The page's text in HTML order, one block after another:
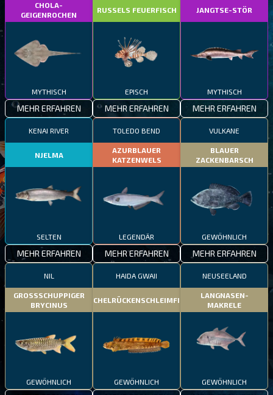
CHOLA-
GEIGENROCHEN
MYTHISCH
MEHR ERFAHREN
RUSSELS FEUERFISCH
EPISCH
MEHR ERFAHREN
JANGTSE-STÖR
MYTHISCH
MEHR ERFAHREN
KENAI RIVER
NJELMA
SELTEN
MEHR ERFAHREN
TOLEDO BEND
AZURBLAUER
KATZENWELS
LEGENDÄR
MEHR ERFAHREN
VULKANE
BLAUER
ZACKENBARSCH
GEWÖHNLICH
MEHR ERFAHREN
NIL
GROSSSCHUPPIGER
BRYCINUS
GEWÖHNLICH
HAIDA GWAII
STACHELRÜCKENSCHLEIMFISCH
GEWÖHNLICH
NEUSEELAND
LANGNASEN-
MAKRELE
GEWÖHNLICH